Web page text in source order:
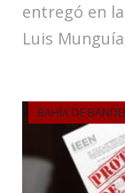
entregó en
Luis
BAHÍA DE